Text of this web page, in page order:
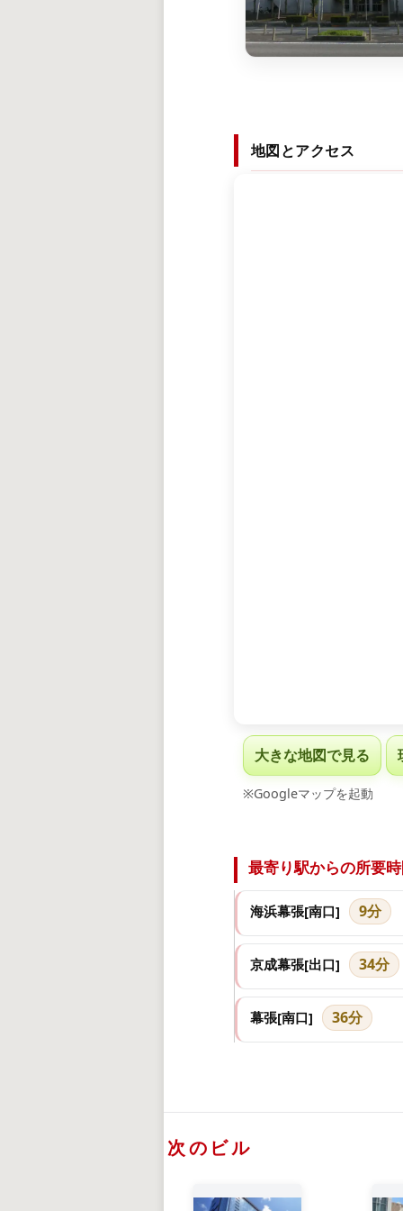
地図とアクセス
大きな地図で見る
※Googleマップを起動
最寄り駅からの所要
海浜幕張[南口] 9分
京成幕張[出口] 34分
幕張[南口] 36分
次のビル